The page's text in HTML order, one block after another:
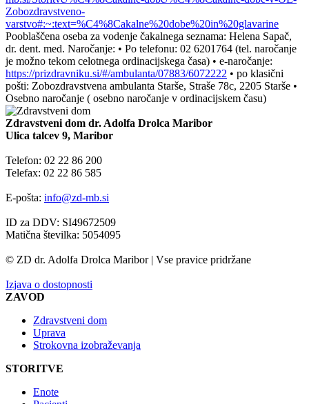
Zobozdravstveno-
varstvo#:~:text=%C4%8Cakalne%20dobe%20in%20glavarine
Pooblaščena oseba za vodenje čakalnega seznama: Helena Sapač,
dr. dent. med. Naročanje: • Po telefonu: 02 6201764 (tel. naročanje
je možno tekom celotnega ordinacijskega časa) • e-naročanje:
https://prizdravniku.si/#/ambulanta/07883/6072222 • po klasični
pošti: Zobozdravstvena ambulanta Starše, Straše 78c, 2205 Starše •
Osebno naročanje ( osebno naročanje v ordinacijskem času)
Zdravstveni dom dr. Adolfa Drolca Maribor
Ulica talcev 9, Maribor
Telefon: 02 22 86 200
Telefax: 02 22 86 585
E-pošta: info@zd-mb.si
ID za DDV: SI49672509
Matična številka: 5054095
© ZD dr. Adolfa Drolca Maribor | Vse pravice pridržane
Izjava o dostopnosti
ZAVOD
Zdravstveni dom
Uprava
Strokovna izobraževanja
STORITVE
Enote